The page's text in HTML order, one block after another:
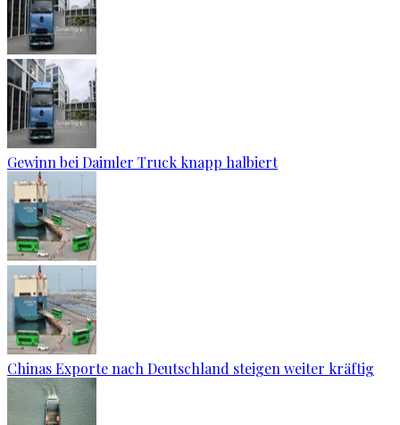
Gewinn bei Daimler Truck knapp halbiert
Chinas Exporte nach Deutschland steigen weiter kräftig